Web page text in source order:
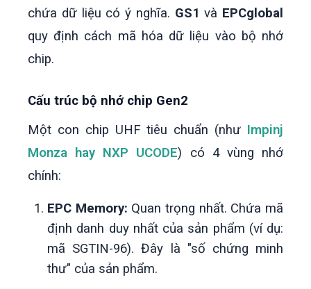
chứa dữ liệu có ý nghĩa. GS1 và EPCglobal
quy định cách mã hóa dữ liệu vào bộ nhớ
chip.
Cấu trúc bộ nhớ chip Gen2
Một con chip UHF tiêu chuẩn (như Impinj
Monza hay NXP UCODE) có 4 vùng nhớ
chính:
EPC Memory: Quan trọng nhất. Chứa mã
định danh duy nhất của sản phẩm (ví dụ:
mã SGTIN-96). Đây là "số chứng minh
thư" của sản phẩm.